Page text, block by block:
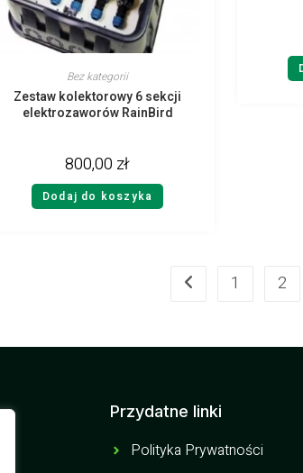
Bez kategorii
Zestaw kolektorowy 6 sekcji
elektrozaworów RainBird
800,00 zł
Dodaj do koszyka
1 2
Przydatne linki
Polityka Prywatności